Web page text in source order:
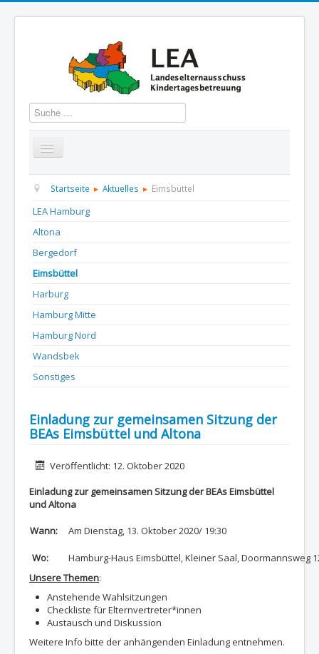
Suchen
Startseite Über uns Aktuelles
Informationen
Kontakt
Startseite Aktuelles Eimsbüttel
LEA Hamburg
Altona
Bergedorf
Eimsbüttel
Harburg
Hamburg Mitte
Hamburg Nord
Wandsbek
Sonstiges
Einladung zur gemeinsamen Sitzung der
BEAs Eimsbüttel und Altona
DetailsVeröffentlicht: 12. Oktober 2020
Einladung zur gemeinsamen Sitzung der BEAs Eimsbüttel
und Altona
Wann: Am Dienstag, 13. Oktober 2020/ 19:30
Wo:
Hamburg-Haus Eimsbüttel, Kleiner Saal, Doormannsweg
Unsere Themen:
Anstehende Wahlsitzungen
Checkliste für Elternvertreter*innen
Austausch und Diskussion
Weitere Info bitte der anhängenden Einladung entnehmen.